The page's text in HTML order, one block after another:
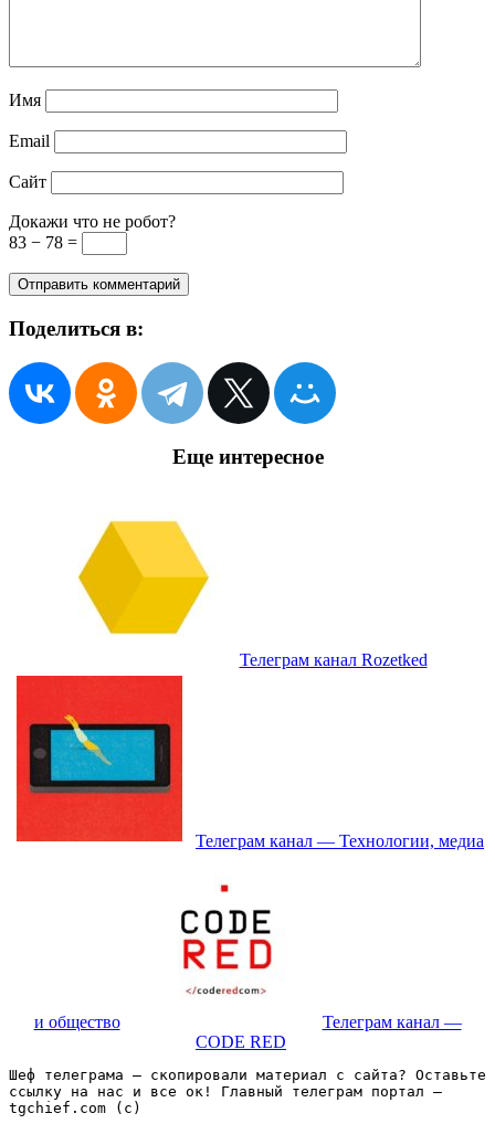
Имя
Email
Сайт
Докажи что не робот?
83 − 78 =
Поделиться в:
Еще интересное
Телеграм канал Rozetked
Телеграм канал — Технологии, медиа
и общество
Телеграм канал —
CODE RED
Шеф телеграма – скопировали материал с сайта? Оставьте
ссылку на нас и все ок! Главный телеграм портал –